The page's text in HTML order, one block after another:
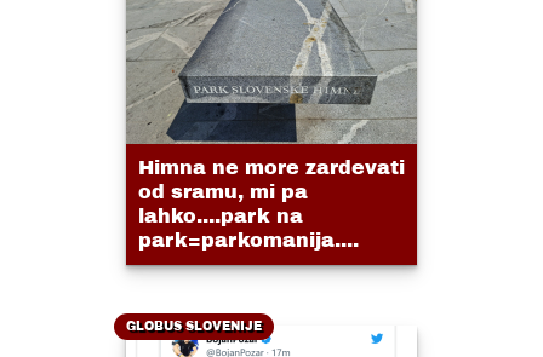
Himna ne more zardevati
od sramu, mi pa
lahko....park na
park=parkomanija....
GLOBUS SLOVENIJE